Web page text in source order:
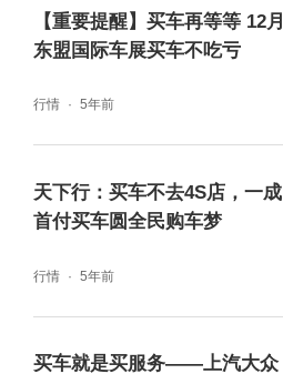
【重要提醒】买车再等等 12月
东盟国际车展买车不吃亏
行情 5年前
天下行：买车不去4S店，一成
首付买车圆全民购车梦
行情 5年前
买车就是买服务——上汽大众